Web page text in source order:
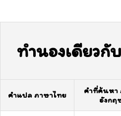
ทำนองเดียวกับ
คำแปล ภาษาไทย
คำที่ค้นหา
อังกฤ